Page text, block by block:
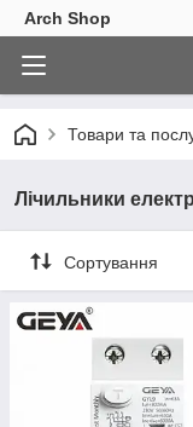
Arch Shop
Товари та
Лічильники
Сортування